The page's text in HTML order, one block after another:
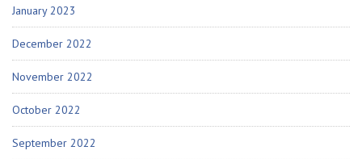
January 2023
December 2022
November 2022
October 2022
September 2022